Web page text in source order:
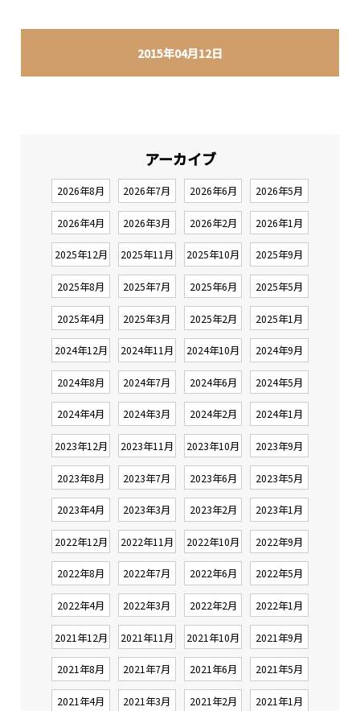
2015年04月12日
アーカイブ
2026年8月 2026年7月 2026年6月 2026年5月
2026年4月 2026年3月 2026年2月 2026年1月
2025年12月 2025年11月 2025年10月 2025年9月
2025年8月 2025年7月 2025年6月 2025年5月
2025年4月 2025年3月 2025年2月 2025年1月
2024年12月 2024年11月 2024年10月 2024年9月
2024年8月 2024年7月 2024年6月 2024年5月
2024年4月 2024年3月 2024年2月 2024年1月
2023年12月 2023年11月 2023年10月 2023年9月
2023年8月 2023年7月 2023年6月 2023年5月
2023年4月 2023年3月 2023年2月 2023年1月
2022年12月 2022年11月 2022年10月 2022年9月
2022年8月 2022年7月 2022年6月 2022年5月
2022年4月 2022年3月 2022年2月 2022年1月
2021年12月 2021年11月 2021年10月 2021年9月
2021年8月 2021年7月 2021年6月 2021年5月
2021年4月 2021年3月 2021年2月 2021年1月